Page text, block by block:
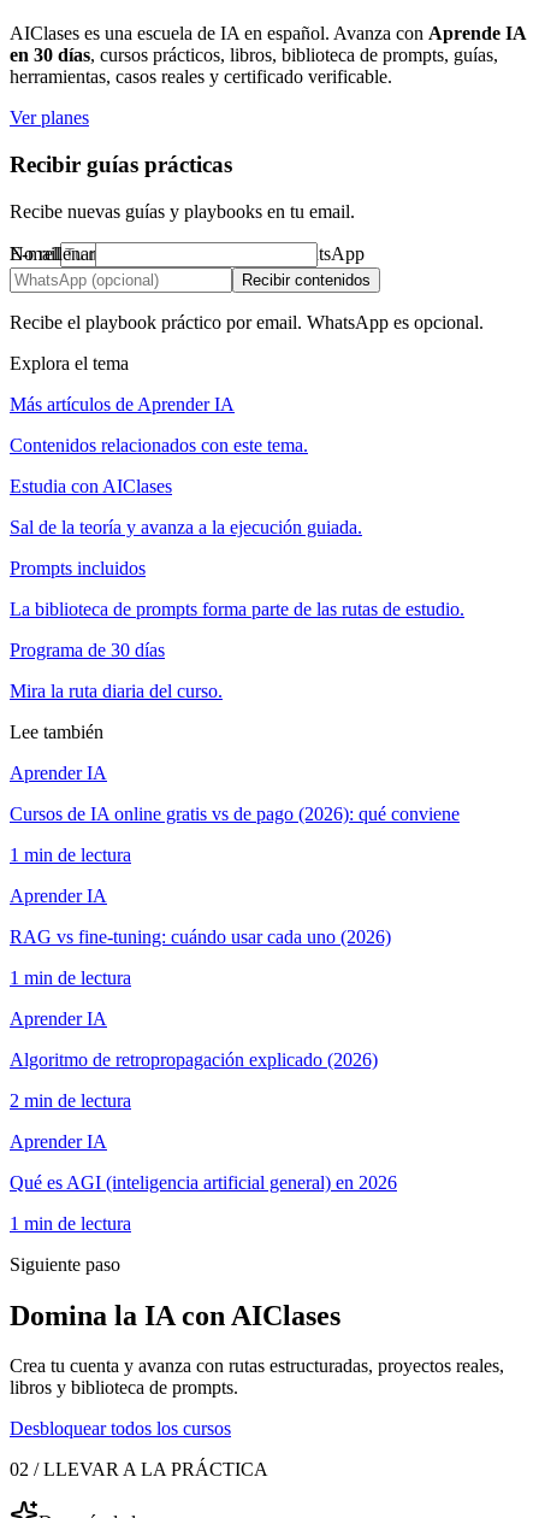
AIClases es una escuela de IA en español. Avanza con Aprende IA
en 30 días, cursos prácticos, libros, biblioteca de prompts, guías,
herramientas, casos reales y certificado verificable.
Ver planes
Recibir guías prácticas
Recibe nuevas guías y playbooks en tu email.
No rellenar
E-mail WhatsApp
Recibir contenidos
Recibe el playbook práctico por email. WhatsApp es opcional.
Explora el tema
Más artículos de Aprender IA
Contenidos relacionados con este tema.
Estudia con AIClases
Sal de la teoría y avanza a la ejecución guiada.
Prompts incluidos
La biblioteca de prompts forma parte de las rutas de estudio.
Programa de 30 días
Mira la ruta diaria del curso.
Lee también
Aprender IA
Cursos de IA online gratis vs de pago (2026): qué conviene
1 min de lectura
Aprender IA
RAG vs fine-tuning: cuándo usar cada uno (2026)
1 min de lectura
Aprender IA
Algoritmo de retropropagación explicado (2026)
2 min de lectura
Aprender IA
Qué es AGI (inteligencia artificial general) en 2026
1 min de lectura
Siguiente paso
Domina la IA con AIClases
Crea tu cuenta y avanza con rutas estructuradas, proyectos reales,
libros y biblioteca de prompts.
Desbloquear todos los cursos
02 / LLEVAR A LA PRÁCTICA